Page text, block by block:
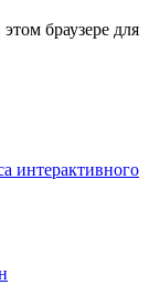
браузере для
интерактивного